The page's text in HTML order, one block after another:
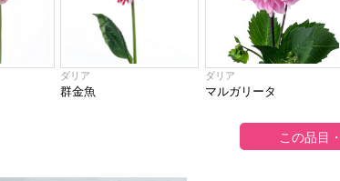
ダリア
群金魚
ダリア
マルガリータ